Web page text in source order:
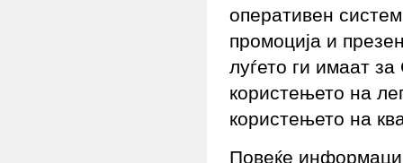
оперативен
промоција и
луѓето ги имаат
користењето на
користењето на
Повеќе